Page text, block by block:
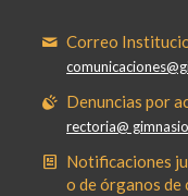
Correo
Denuncias por
rectoria@
Notificaciones
o de órganos de